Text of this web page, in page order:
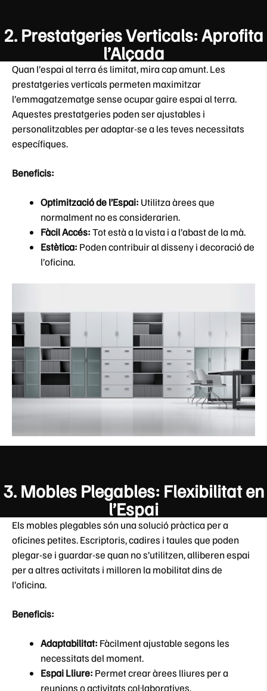
2. Prestatgeries Verticals: Aprofita
l’Alçada
Quan l’espai al terra és limitat, mira cap amunt. Les
prestatgeries verticals permeten maximitzar
l’emmagatzematge sense ocupar gaire espai al terra.
Aquestes prestatgeries poden ser ajustables i
personalitzables per adaptar-se a les teves necessitats
específiques.
Beneficis:
Optimització de l’Espai: Utilitza àrees que
normalment no es considerarien.
Fàcil Accés:Tot està a la vista i a l’abast de la mà.
Estètica: Poden contribuir al disseny i decoració de
l’oficina.
3. Mobles Plegables: Flexibilitat en
l’Espai
Els mobles plegables són una solució pràctica per a
oficines petites. Escriptoris, cadires i taules que poden
plegar-se i guardar-se quan no s’utilitzen, alliberen espai
per a altres activitats i milloren la mobilitat dins de
l’oficina.
Beneficis:
Adaptabilitat: Fàcilment ajustable segons les
necessitats del moment.
Espai Lliure: Permet crear àrees lliures per a
reunions o activitats col·laboratives.